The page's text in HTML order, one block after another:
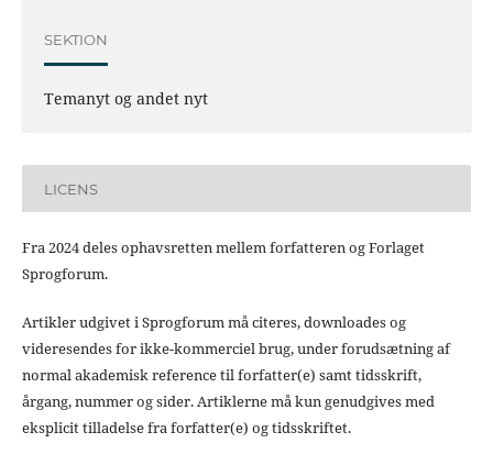
SEKTION
Temanyt og andet nyt
LICENS
Fra 2024 deles ophavsretten mellem forfatteren og Forlaget
Sprogforum.
Artikler udgivet i Sprogforum må citeres, downloades og
videresendes for ikke-kommerciel brug, under forudsætning af
normal akademisk reference til forfatter(e) samt tidsskrift,
årgang, nummer og sider. Artiklerne må kun genudgives med
eksplicit tilladelse fra forfatter(e) og tidsskriftet.